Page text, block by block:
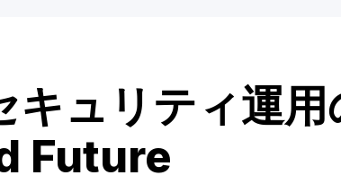
キュリティ運用
Future